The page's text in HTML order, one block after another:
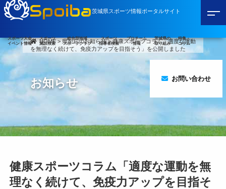
Spoiba茨城県スポーツ情報ポータルサイト
スポーツ大会
イベント情報
スポーツ
施設検索
総合型地域
スポーツクラブ
スポーツ
指導者検索
プロチーム
情報
茨城県の
取り組み
特集・
コラム
お問い合わせ
HOME>県からのお知らせ>健康スポーツコラム「適度な運動
を無理なく続けて、免疫力アップを目指そう」を公開しました
お知らせ
健康スポーツコラム「適度な運動を無
理なく続けて、免疫力アップを目指そ